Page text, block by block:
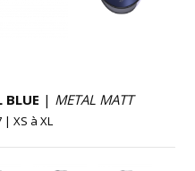
BLUE | METAL MATT
| XS à XL